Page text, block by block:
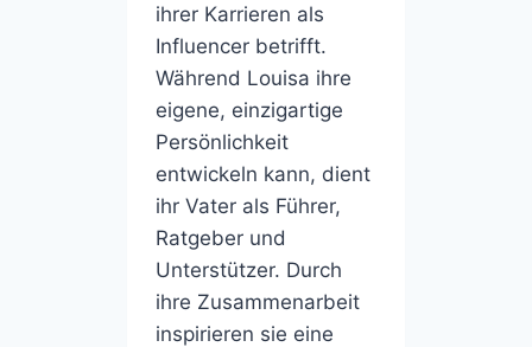
ihrer Karrieren als
Influencer betrifft.
Während Louisa ihre
eigene, einzigartige
Persönlichkeit
entwickeln kann, dient
ihr Vater als Führer,
Ratgeber und
Unterstützer. Durch
ihre Zusammenarbeit
inspirieren sie eine